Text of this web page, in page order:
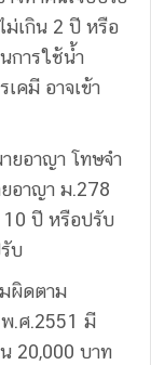
ม่เกิน 2 ปี หรือ
การใช้น้ำ
คมี อาจเข้า
ยอาญา โทษจำ
อาญา ม.278
10 ปี หรือปรับ
บ
ผิดตาม
.ศ.2551 มี
20,000 บาท